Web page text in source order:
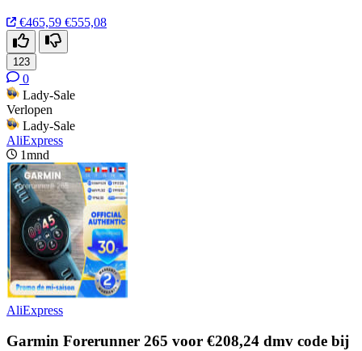
€465,59 €555,08
123
0
Lady-Sale
Verlopen
Lady-Sale
AliExpress
1mnd
AliExpress
Garmin Forerunner 265 voor €208,24 dmv code bij